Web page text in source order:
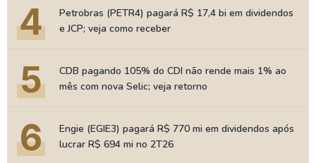
4
Petrobras (PETR4) pagará R$ 17,4 bi em dividendos
e JCP; veja como receber
5
CDB pagando 105% do CDI não rende mais 1% ao
mês com nova Selic; veja retorno
6
Engie (EGIE3) pagará R$ 770 mi em dividendos após
lucrar R$ 694 mi no 2T26